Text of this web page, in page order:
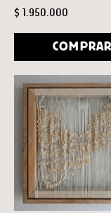
$ 1.950.000
COMPRAR